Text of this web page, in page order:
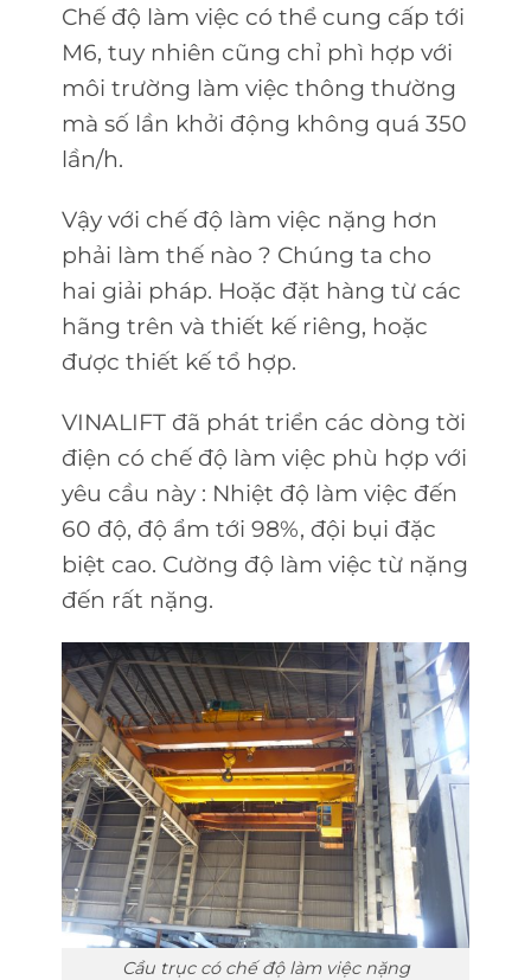
Chế độ làm việc có thể cung cấp tới
M6, tuy nhiên cũng chỉ phì hợp với
môi trường làm việc thông thường
mà số lần khởi động không quá 350
lần/h.
Vậy với chế độ làm việc nặng hơn
phải làm thế nào ? Chúng ta cho
hai giải pháp. Hoặc đặt hàng từ các
hãng trên và thiết kế riêng, hoặc
được thiết kế tổ hợp.
VINALIFT đã phát triển các dòng tời
điện có chế độ làm việc phù hợp với
yêu cầu này : Nhiệt độ làm việc đến
60 độ, độ ẩm tới 98%, đội bụi đặc
biệt cao. Cường độ làm việc từ nặng
đến rất nặng.
Cầu trục có chế độ làm việc nặng